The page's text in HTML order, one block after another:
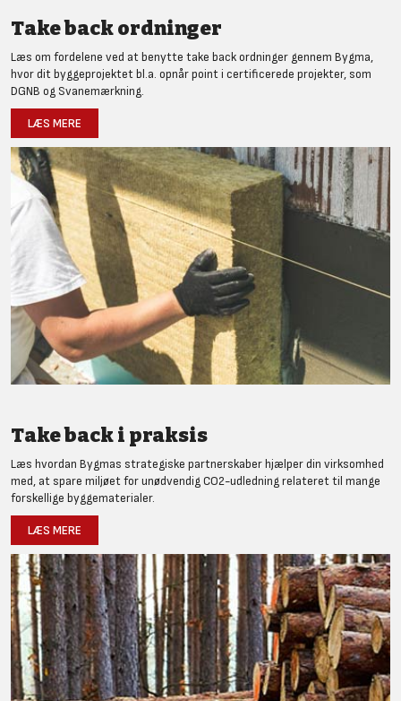
Take back ordninger
Læs om fordelene ved at benytte take back ordninger gennem Bygma,
hvor dit byggeprojektet bl.a. opnår point i certificerede projekter, som
DGNB og Svanemærkning.
LÆS MERE
Take back i praksis
Læs hvordan Bygmas strategiske partnerskaber hjælper din virksomhed
med, at spare miljøet for unødvendig CO2-udledning relateret til mange
forskellige byggematerialer.
LÆS MERE